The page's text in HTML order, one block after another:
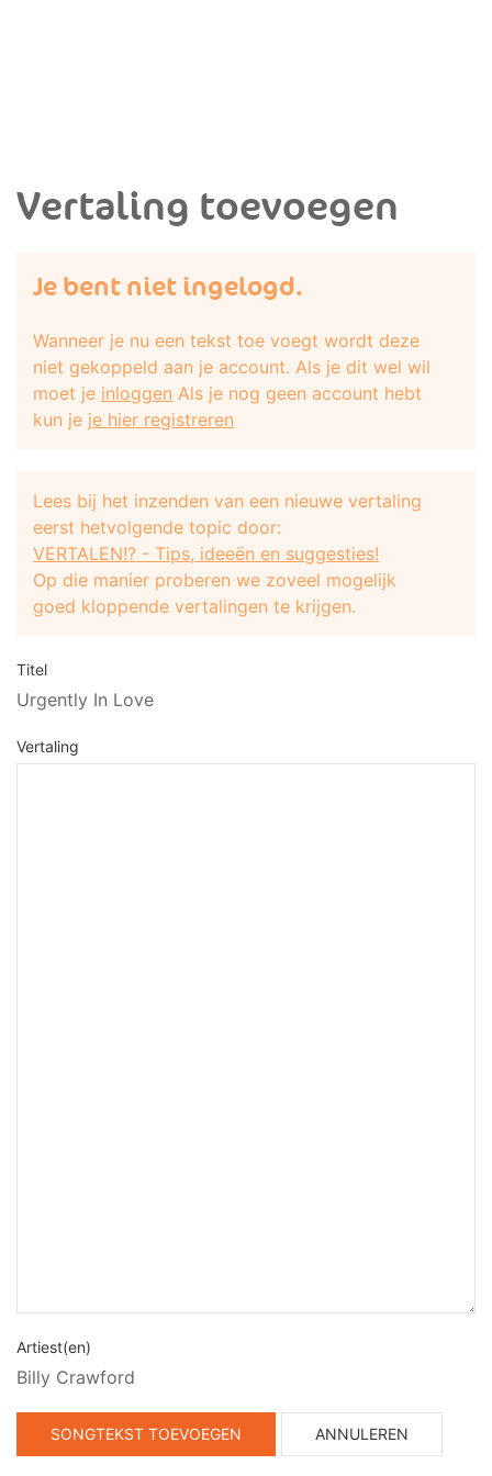
Vertaling toevoegen
Je bent niet ingelogd.
Wanneer je nu een tekst toe voegt wordt deze
niet gekoppeld aan je account. Als je dit wel wil
moet je inloggen Als je nog geen account hebt
kun je je hier registreren
Lees bij het inzenden van een nieuwe vertaling
eerst hetvolgende topic door:
VERTALEN!? - Tips, ideeën en suggesties!
Op die manier proberen we zoveel mogelijk
goed kloppende vertalingen te krijgen.
Titel
Urgently In Love
Vertaling
Artiest(en)
Billy Crawford
SONGTEKST TOEVOEGEN ANNULEREN